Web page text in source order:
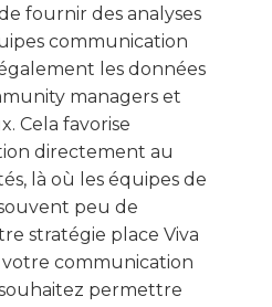
fournir des analyses
communication
les données
managers et
Cela favorise
directement au
là où les équipes de
peu de
stratégie place Viva
communication
permettre